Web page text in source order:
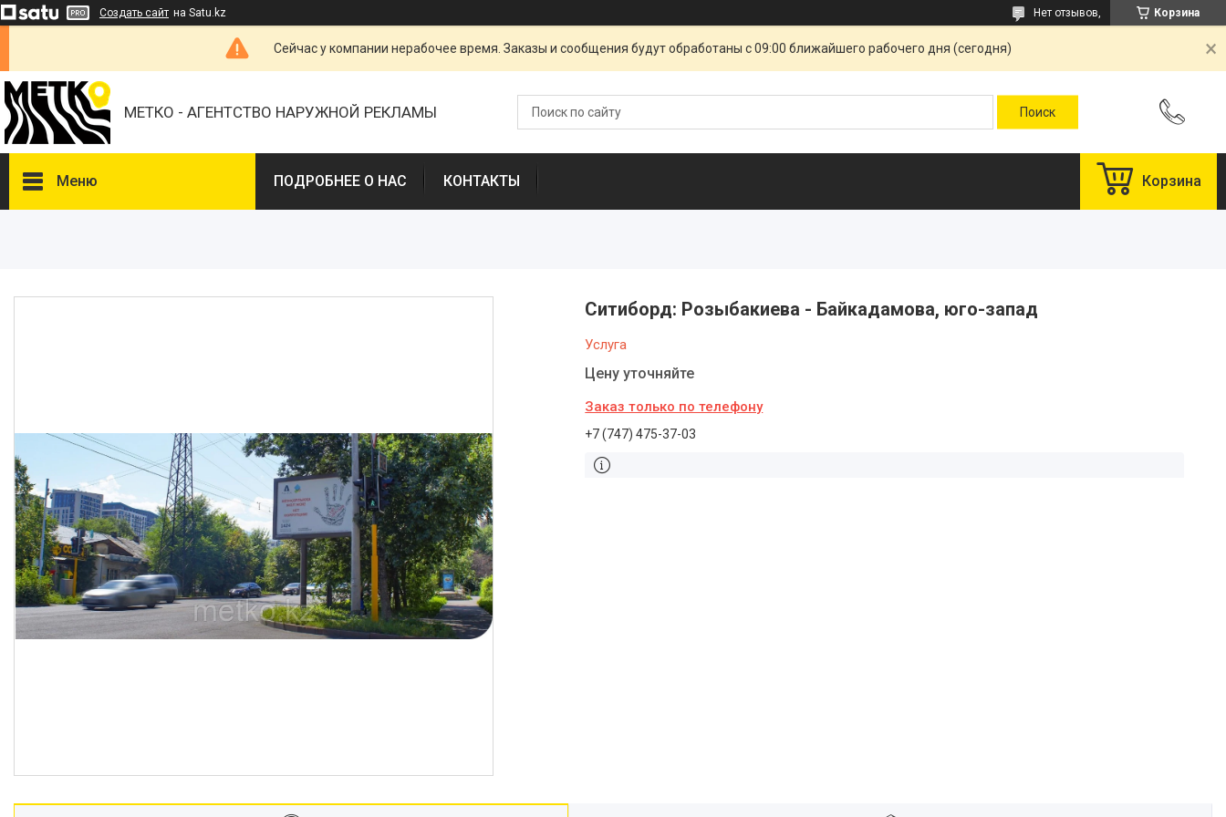
Создать сайт на Satu.kz Корзина
Нет отзывов,
Сейчас у компании нерабочее время. Заказы и сообщения будут обработаны с 09:00 ближайшего рабочего дня (сегодня)
МЕТКО - АГЕНТСТВО НАРУЖНОЙ РЕКЛАМЫ
Меню ПОДРОБНЕЕ О НАС КОНТАКТЫ Корзина
Ситиборд: Розыбакиева - Байкадамова, юго-запад
Услуга
Цену уточняйте
Заказ только по телефону
+7 (747) 475-37-03